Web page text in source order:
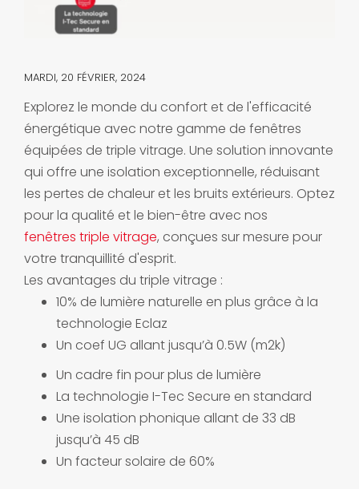
MARDI, 20 FÉVRIER, 2024
Explorez le monde du confort et de l'efficacité
énergétique avec notre gamme de fenêtres
équipées de triple vitrage. Une solution innovante
qui offre une isolation exceptionnelle, réduisant
les pertes de chaleur et les bruits extérieurs. Optez
pour la qualité et le bien-être avec nos
fenêtres triple vitrage, conçues sur mesure pour
votre tranquillité d'esprit.
Les avantages du triple vitrage :
10% de lumière naturelle en plus grâce à la
technologie Eclaz
Un coef UG allant jusqu’à 0.5W (m2k)
Un cadre fin pour plus de lumière
La technologie I-Tec Secure en standard
Une isolation phonique allant de 33 dB
jusqu’à 45 dB
Un facteur solaire de 60%